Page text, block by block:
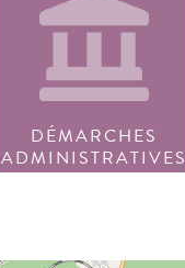
DÉMARCHES
ADMINISTRATIVES